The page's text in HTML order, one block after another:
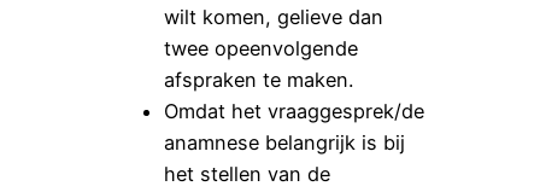
wilt komen, gelieve dan
twee opeenvolgende
afspraken te maken.
Omdat het vraaggesprek/de
anamnese belangrijk is bij
het stellen van de